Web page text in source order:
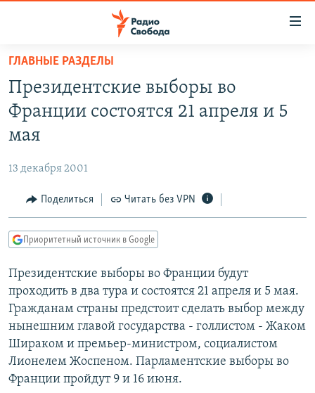
упрощенного
доступа
Вернуться
основному
Вернутся
Вернутся
поиску
ПОДКАСТЫ
АВТОРСКИЕ ПРОЕКТЫ
МНЕНИЯ
КУЛЬТУРА
КАВКАЗ.РЕАЛИИ
СЕВЕР.РЕАЛИИ
СИБИРЬ.РЕАЛИИ
РАСПИСАНИЕ ВЕЩАНИЯ
ПОДПИШИТЕСЬ НА РАССЫЛКУ
ГЛАВНЫЕ РАЗДЕЛЫ
Президентские выборы во
Франции состоятся 21 апреля и 5
мая
13 декабря 2001
Поделиться Читать без VPN
Приоритетный источник в Google
Президентские выборы во Франции будут
проходить в два тура и состоятся 21 апреля и 5 мая.
Гражданам страны предстоит сделать выбор между
нынешним главой государства - голлистом - Жаком
Шираком и премьер-министром, социалистом
Лионелем Жоспеном. Парламентские выборы во
Франции пройдут 9 и 16 июня.